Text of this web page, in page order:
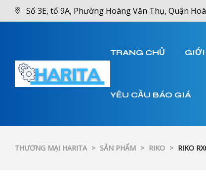
Số 3E, tổ 9A, Phường Hoàng Văn Thụ, Quận
TRANG CHỦ
YÊU CẦU BÁO GIÁ
THƯƠNG MẠI HARITA > SẢN PHẨM > RIKO > RIKO